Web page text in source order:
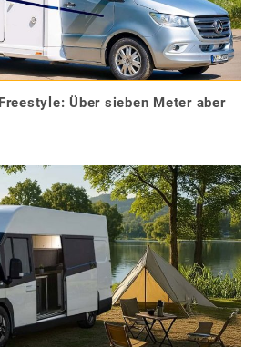
Über sieben Meter aber